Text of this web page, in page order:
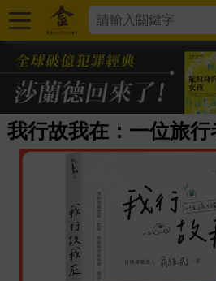
我行故我在：一位旅